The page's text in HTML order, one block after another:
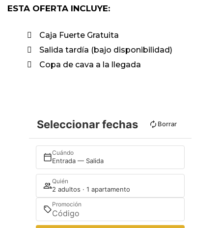
ESTA OFERTA INCLUYE:
Caja Fuerte Gratuita
Salida tardía (bajo disponibilidad)
Copa de cava a la llegada
Seleccionar fechas Borrar
Cuándo
Entrada — Salida
Quién
2 adultos · 1 apartamento
Promoción